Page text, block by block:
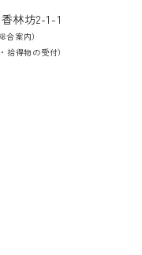
林坊2-1-1
総合案内）
拾得物の受付）